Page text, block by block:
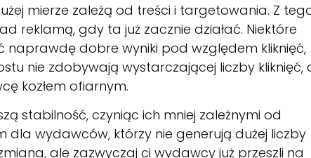
mierze zależą od treści i targetowania. Z
reklamą, gdy ta już zacznie działać. Niektóre
dobre wyniki pod względem kliknięć,
nie zdobywają wystarczającej liczby kliknięć,
kozłem ofiarnym.
stabilność, czyniąc ich mniej zależnymi od
dla wydawców, którzy nie generują dużej liczby
ale zazwyczaj ci wydawcy już przeszli na